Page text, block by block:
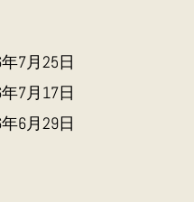
7月25日
7月17日
6月29日